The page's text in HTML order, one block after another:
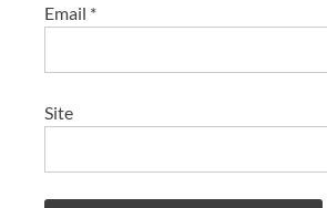
Email *
Site